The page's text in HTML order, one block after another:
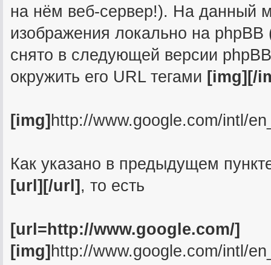
на нём веб-сервер!). На данный
изображения локально на phpBB
снято в следующей версии
окружить его URL тегами [img][/
[img]http://www.google.com/intl/
Как указано в предыдущем
[url][/url], то есть
[url=http://www.google.com/]
[img]http://www.google.com/intl/